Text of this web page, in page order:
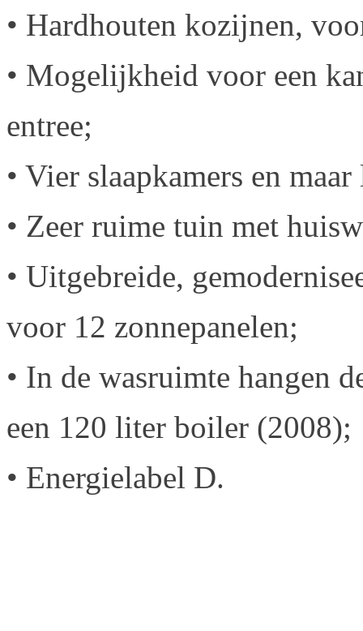
• Hardhouten kozijnen,
• Mogelijkheid voor een
entree;
• Vier slaapkamers en
• Zeer ruime tuin met
• Uitgebreide,
voor 12 zonnepanelen;
• In de wasruimte hangen
een 120 liter boiler (2008);
• Energielabel D.